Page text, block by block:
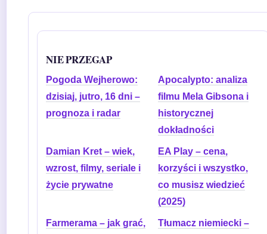
NIE PRZEGAP
Pogoda Wejherowo:
dzisiaj, jutro, 16 dni –
prognoza i radar
Apocalypto: analiza
filmu Mela Gibsona i
historycznej
dokładności
Damian Kret – wiek,
wzrost, filmy, seriale i
życie prywatne
EA Play – cena,
korzyści i wszystko,
co musisz wiedzieć
(2025)
Farmerama – jak grać,
Tłumacz niemiecki –